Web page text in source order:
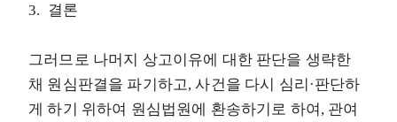
3. 결론
그러므로 나머지 상고이유에 대한 판단을 생략한
채 원심판결을 파기하고, 사건을 다시 심리·판단하
게 하기 위하여 원심법원에 환송하기로 하여, 관여